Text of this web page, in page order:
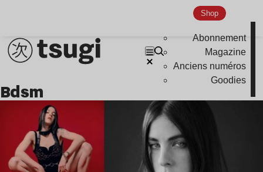
Shop
Abonnement
Magazine
Anciens numéros
Goodies
bdsm